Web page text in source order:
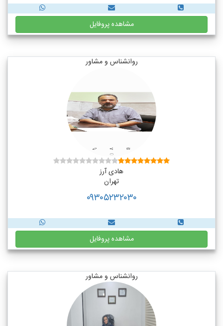
مشاهده پروفایل
روانشناس و مشاور
هادی آرز
تهران
۰۹۳۰۵۲۳۲۰۳۰
مشاهده پروفایل
روانشناس و مشاور